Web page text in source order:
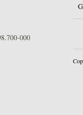
000